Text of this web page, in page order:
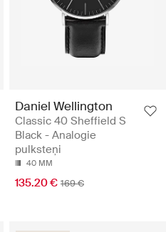
Daniel Wellington
Classic 40 Sheffield S
Black - Analogie
pulksteņi
40 MM
135.20 € 169 €